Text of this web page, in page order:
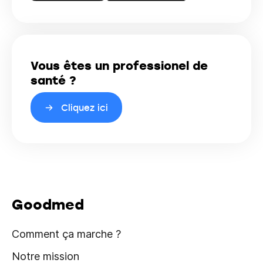
Vous êtes un professionel de
santé ?
Cliquez ici
Goodmed
Comment ça marche ?
Notre mission